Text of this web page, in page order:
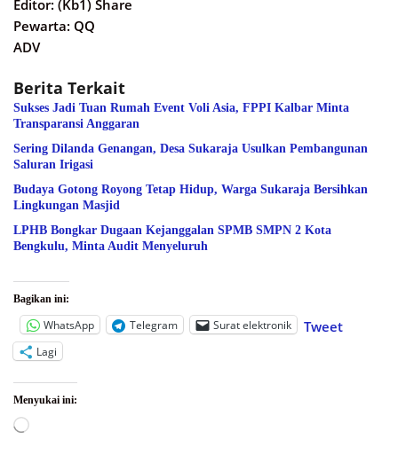
Editor: (Kb1) Share
Pewarta: QQ
ADV
Berita Terkait
Sukses Jadi Tuan Rumah Event Voli Asia, FPPI Kalbar Minta
Transparansi Anggaran
Sering Dilanda Genangan, Desa Sukaraja Usulkan Pembangunan
Saluran Irigasi
Budaya Gotong Royong Tetap Hidup, Warga Sukaraja Bersihkan
Lingkungan Masjid
LPHB Bongkar Dugaan Kejanggalan SPMB SMPN 2 Kota
Bengkulu, Minta Audit Menyeluruh
Bagikan ini:
WhatsApp Telegram Surat elektronik Tweet
Lagi
Menyukai ini:
Memuat...